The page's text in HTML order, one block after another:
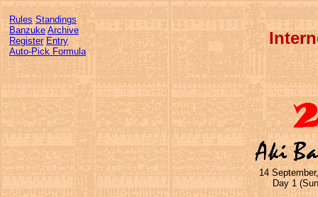
Rules Standings
Banzuke Archive
Register Entry
Auto-Pick Formula
14
Day 1